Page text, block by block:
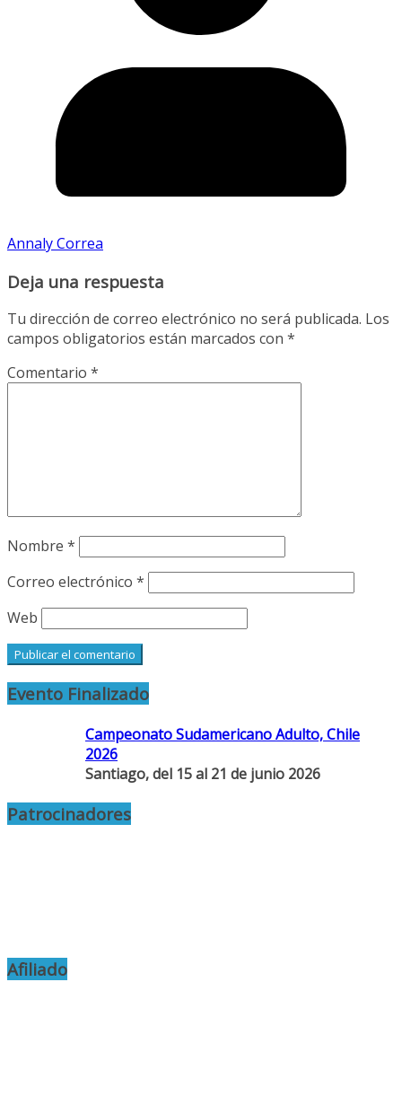
Annaly Correa
Deja una respuesta
Tu dirección de correo electrónico no será publicada. Los
campos obligatorios están marcados con *
Comentario *
Nombre *
Correo electrónico *
Web
Evento Finalizado
Campeonato Sudamericano Adulto, Chile
2026
Santiago, del 15 al 21 de junio 2026
Patrocinadores
Afiliado